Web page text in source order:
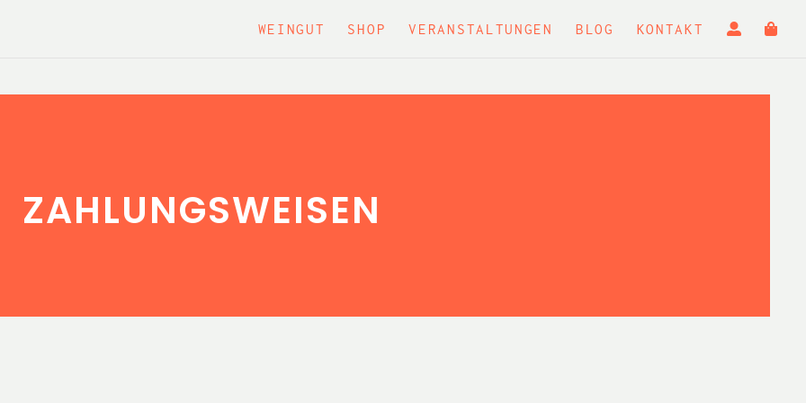
WEINGUT SHOP VERANSTALTUNGEN BLOG KONTAKT
ZAHLUNGSWEISEN